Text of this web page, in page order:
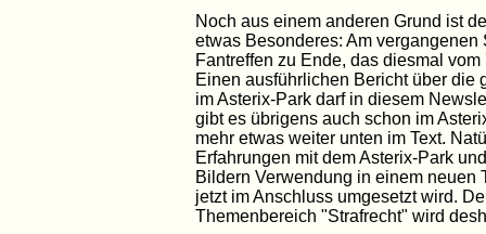
Noch aus einem anderen Grund ist
etwas Besonderes: Am
Fantreffen zu Ende, das diesmal
Einen ausführlichen Bericht über die
im Asterix-Park darf in diesem
gibt es übrigens auch schon im
mehr etwas weiter unten im Text.
Erfahrungen mit dem Asterix-Park
Bildern Verwendung in einem neuen
jetzt im Anschluss umgesetzt wird.
Themenbereich "Strafrecht" wird